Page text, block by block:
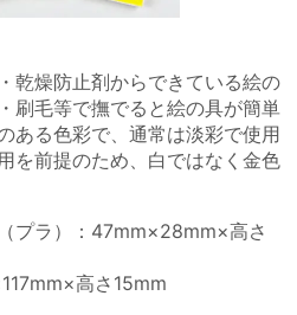
乾燥防止剤からできている絵の
刷毛等で撫でると絵の具が簡単
ある色彩で、通常は淡彩で使用
を前提のため、白ではなく金色
プラ）：47mm×28mm×高さ
高さ15mm